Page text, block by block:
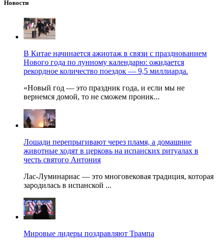
Новости
В Китае начинается ажиотаж в связи с празднованием
Нового года по лунному календарю: ожидается
рекордное количество поездок — 9,5 миллиарда.
«Новый год — это праздник года, и если мы не
вернемся домой, то не сможем проник...
Лошади перепрыгивают через пламя, а домашние
животные ходят в церковь на испанских ритуалах в
честь святого Антония
Лас-Луминариас — это многовековая традиция, которая
зародилась в испанской ...
Мировые лидеры поздравляют Трампа